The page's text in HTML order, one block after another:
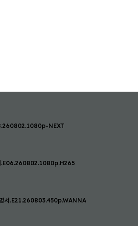
NEXT
.E06.260802.1080p.H265
명서.E21.260803.450p.WANNA